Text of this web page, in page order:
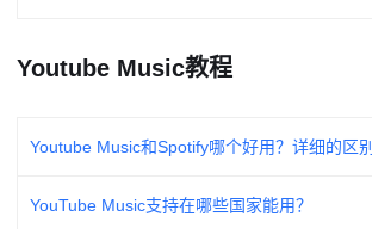
Youtube Music教程
Youtube Music和Spotify哪个好用？详细的区别
YouTube Music支持在哪些国家能用？